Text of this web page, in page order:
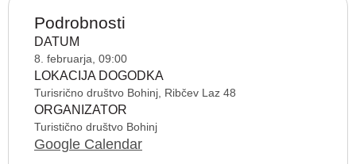
Podrobnosti
DATUM
8. februarja, 09:00
LOKACIJA DOGODKA
Turisrično društvo Bohinj, Ribčev Laz 48
ORGANIZATOR
Turistično društvo Bohinj
Google Calendar